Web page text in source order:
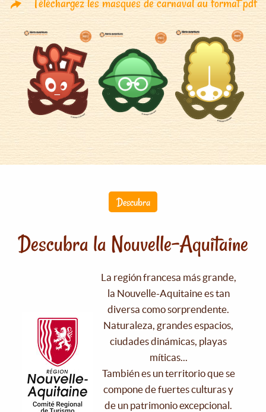
Descubra
Descubra la Nouvelle-Aquitaine
La región francesa más grande,
la Nouvelle-Aquitaine es tan
diversa como sorprendente.
Naturaleza, grandes espacios,
ciudades dinámicas, playas
míticas...
También es un territorio que se
compone de fuertes culturas y
de un patrimonio excepcional.